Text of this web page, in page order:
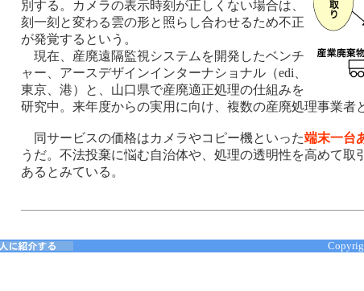
別する。カメラの表示時刻が正しくない場合は、
刻一刻と変わる雲の形と照らし合わせるため不正
が発覚するという。
現在、産廃遠隔監視システムを開発したベンチ
ャー、アースデザインインターナショナル（edi、
東京、港）と、山口県で産廃適正処理の仕組みを
研究中。来年度からの実用に向け、複数の産廃処理事業者
同サービスの価格はカメラやコピー機といった端末一台
うだ。不法投棄に悩む自治体や、処理の透明性を高めて
あるとみている。